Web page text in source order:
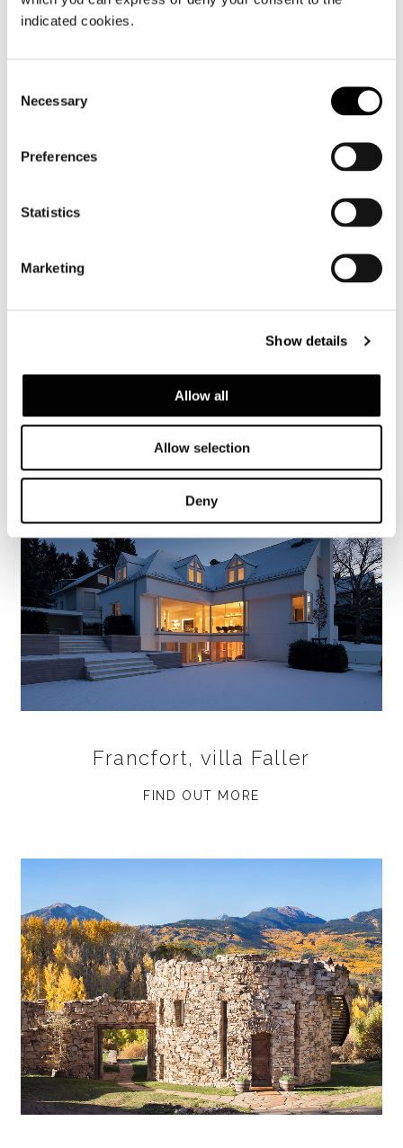
indicated cookies.
Selection
Necessary
Preferences
Statistics
Marketing
Show details
Allow all
Allow selection
Deny
Valencia, maison dans la pinède
FIND OUT MORE
Francfort, villa Faller
FIND OUT MORE